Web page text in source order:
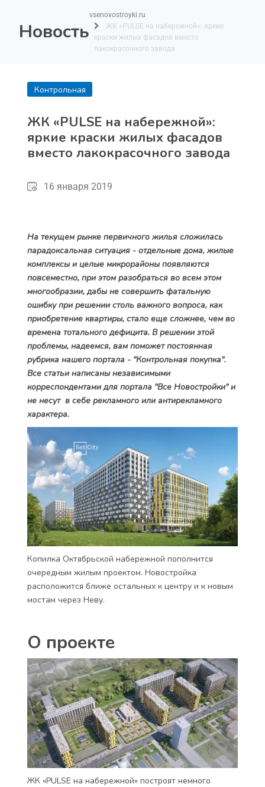
Новость
vsenovostroyki.ru
ЖК «PULSE на набережной»: яркие
краски жилых фасадов вместо
лакокрасочного завода
Контрольная
ЖК «PULSE на набережной»:
яркие краски жилых фасадов
вместо лакокрасочного завода
16 января 2019
На текущем рынке первичного жилья сложилась
парадоксальная ситуация - отдельные дома, жилые
комплексы и целые микрорайоны появляются
повсеместно, при этом разобраться во всем этом
многообразии, дабы не совершить фатальную
ошибку при решении столь важного вопроса, как
приобретение квартиры, стало еще сложнее, чем во
времена тотального дефицита. В решении этой
проблемы, надеемся, вам поможет постоянная
рубрика нашего портала - "Контрольная покупка".
Все статьи написаны независимыми
корреспондентами для портала "Все Новостройки" и
не несут в себе рекламного или антирекламного
характера.
Копилка Октябрьской набережной пополнится
очередным жилым проектом. Новостройка
расположится ближе остальных к центру и к новым
мостам через Неву.
О проекте
ЖК «PULSE на набережной» построят немного